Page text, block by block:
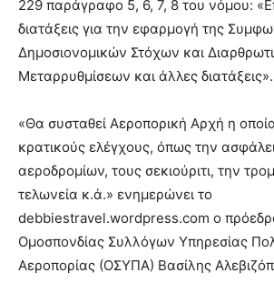
229 παράγραφο 5, 6, 7, 8 του νόμου:
διατάξεις για την εφαρμογή της
Δημοσιονομικών Στόχων και
Μεταρρυθμίσεων και άλλες διατάξεις».
«Θα συσταθεί Αεροπορική Αρχή η
κρατικούς ελέγχους, όπως την
αεροδρομίων, τους σεκιούριτι, την
τελωνεία κ.ά.» ενημερώνει το
debbiestravel.wordpress.com ο
Ομοσπονδίας Συλλόγων Υπηρεσίας
Αεροπορίας (ΟΣΥΠΑ) Βασίλης